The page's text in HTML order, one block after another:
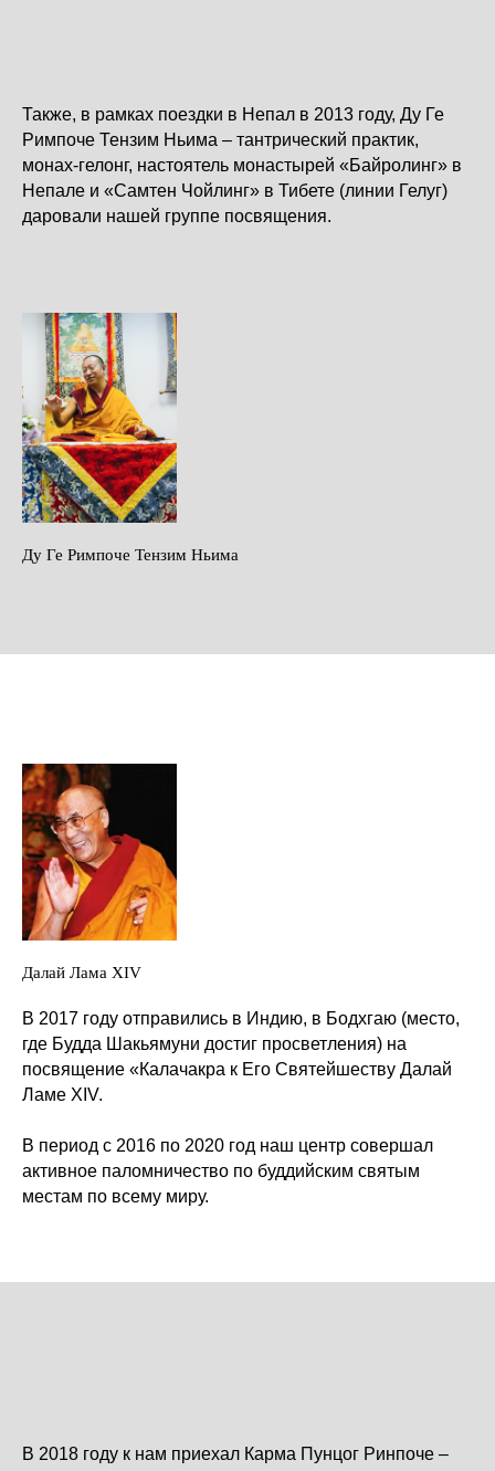
Также, в рамках поездки в Непал в 2013 году, Ду Ге
Римпоче Тензим Ньима – тантрический практик,
монах-гелонг, настоятель монастырей «Байролинг» в
Непале и «Самтен Чойлинг» в Тибете (линии Гелуг)
даровали нашей группе посвящения.
Ду Ге Римпоче Тензим Ньима
Далай Лама XIV
В 2017 году отправились в Индию, в Бодхгаю (место,
где Будда Шакьямуни достиг просветления) на
посвящение «Калачакра к Его Святейшеству Далай
Ламе XIV.
В период с 2016 по 2020 год наш центр совершал
активное паломничество по буддийским святым
местам по всему миру.
В 2018 году к нам приехал Карма Пунцог Ринпоче –